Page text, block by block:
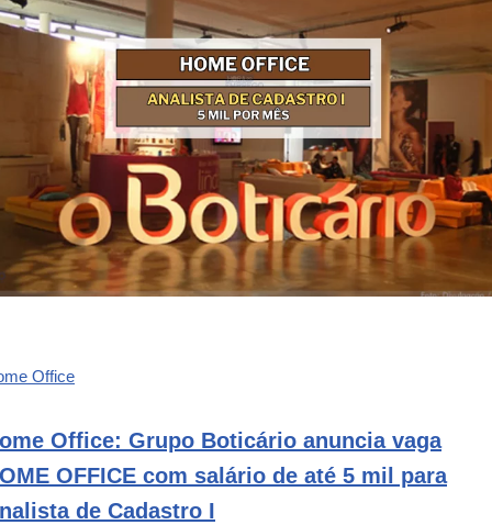
Office
Office: Grupo Boticário anuncia vaga
OFFICE com salário de até 5 mil para
de Cadastro I